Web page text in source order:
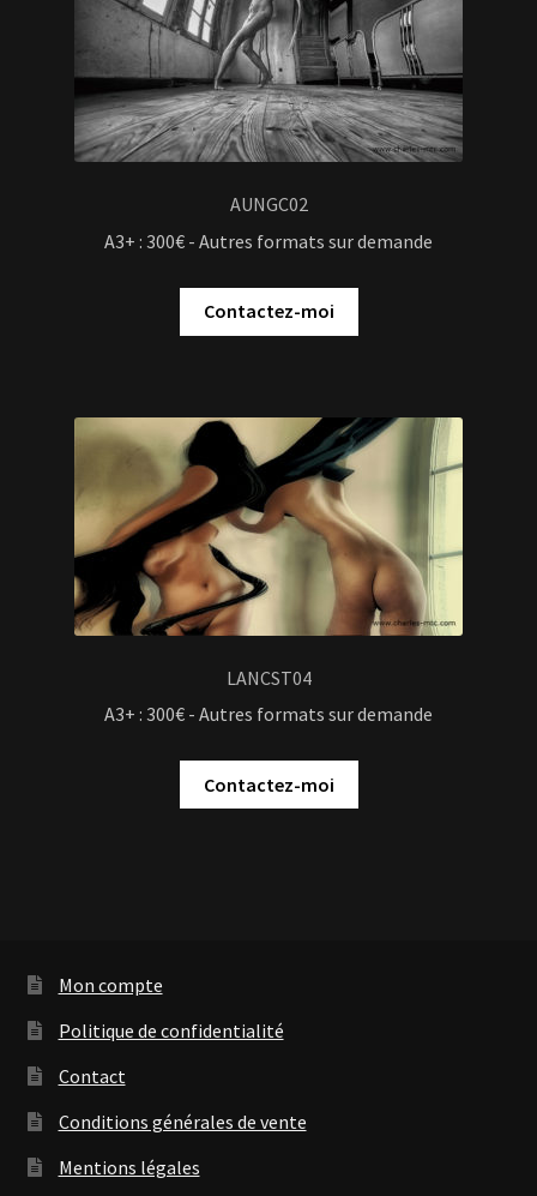
AUNGC02
A3+ : 300€ - Autres formats sur demande
Contactez-moi
LANCST04
A3+ : 300€ - Autres formats sur demande
Contactez-moi
Mon compte
Politique de confidentialité
Contact
Conditions générales de vente
Mentions légales